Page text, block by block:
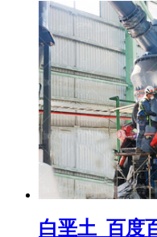
白垩土_百度